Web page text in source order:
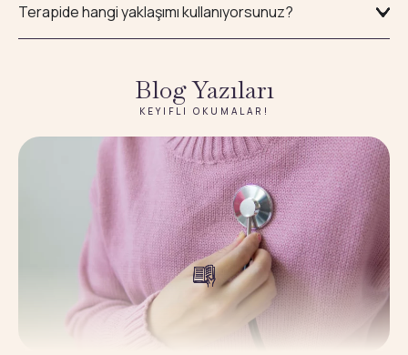
Terapide hangi yaklaşımı kullanıyorsunuz?
Blog Yazıları
KEYIFLI OKUMALAR!